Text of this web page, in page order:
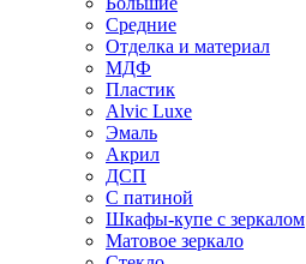
Средние
Отделка и материал
МДФ
Пластик
Alvic Luxe
Эмаль
Акрил
ДСП
С патиной
Шкафы-купе с зеркалом
Матовое зеркало